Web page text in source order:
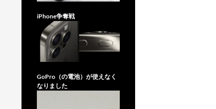
iPhone争奪戦
GoPro（の電池）が使えなく
なりました